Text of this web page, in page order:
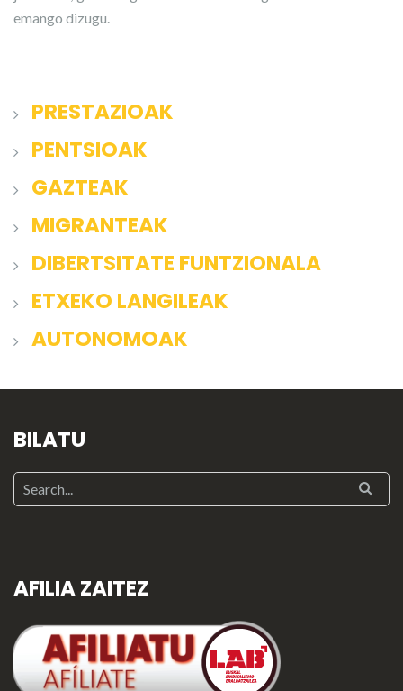
emango dizugu.
PRESTAZIOAK
PENTSIOAK
GAZTEAK
MIGRANTEAK
DIBERTSITATE FUNTZIONALA
ETXEKO LANGILEAK
AUTONOMOAK
BILATU
AFILIA ZAITEZ